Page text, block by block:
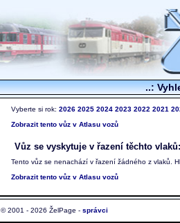
..:
Vyberte si rok: 2026 2025 2024 2023 2022 2021
Zobrazit tento vůz v Atlasu vozů
Vůz se vyskytuje v řazení těchto vlaků:
Tento vůz se nenachází v řazení žádného z vlaků.
Zobrazit tento vůz v Atlasu vozů
© 2001 - 2026 ŽelPage - správci